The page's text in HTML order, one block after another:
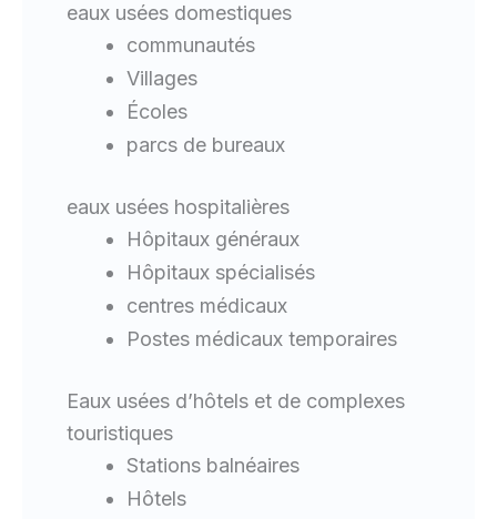
eaux usées domestiques
communautés
Villages
Écoles
parcs de bureaux
eaux usées hospitalières
Hôpitaux généraux
Hôpitaux spécialisés
centres médicaux
Postes médicaux temporaires
Eaux usées d’hôtels et de complexes
touristiques
Stations balnéaires
Hôtels